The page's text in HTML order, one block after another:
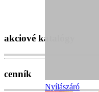
Nyílászáró
akciové katalógy
cenník